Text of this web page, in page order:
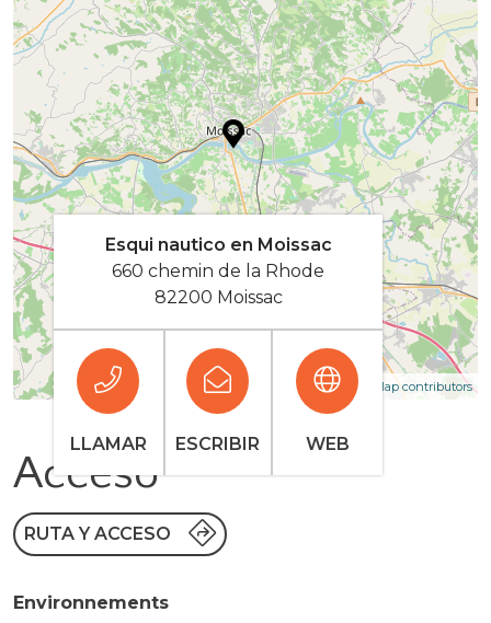
Leaflet | Map data © OpenStreetMap contributors
Esqui nautico en Moissac
660 chemin de la Rhode
82200 Moissac
LLAMAR ESCRIBIR WEB
Acceso
RUTA Y ACCESO
Environnements